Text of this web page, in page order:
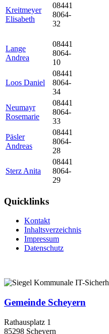
Kreitmeyer
Elisabeth
08441
8064-
32
Lange
Andrea
08441
8064-
10
Loos Daniel
08441
8064-
34
Neumayr
Rosemarie
08441
8064-
33
Päsler
Andreas
08441
8064-
28
Sterz Anita
08441
8064-
29
Quicklinks
Kontakt
Inhaltsverzeichnis
Impressum
Datenschutz
Gemeinde Scheyern
Rathausplatz 1
85298 Scheyern